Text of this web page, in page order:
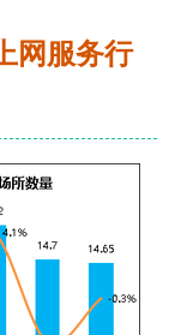
网服务行